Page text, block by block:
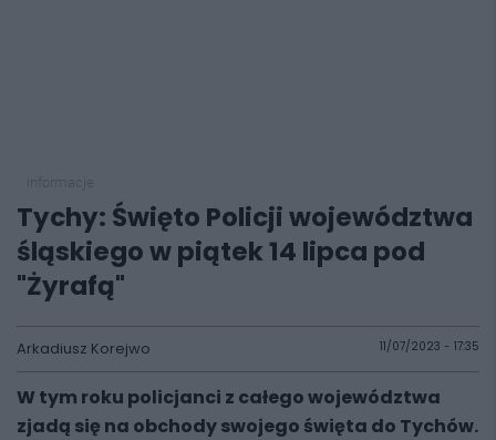
Tychy: Święto Policji województwa
śląskiego w piątek 14 lipca pod
"Żyrafą"
Arkadiusz Korejwo 11/07/2023 - 17:35
W tym roku policjanci z całego województwa
zjadą się na obchody swojego święta do Tychów.